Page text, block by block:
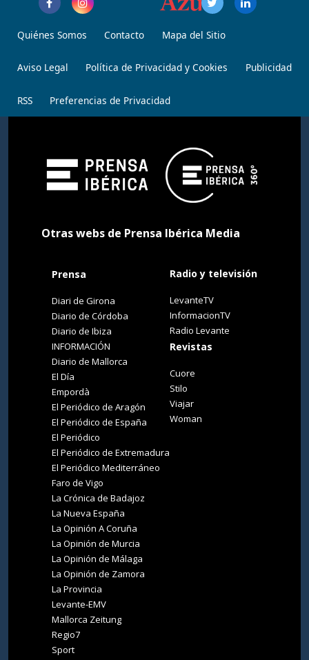
Quiénes Somos Contacto Mapa del Sitio
Aviso Legal Política de Privacidad y Cookies Publicidad
RSS Preferencias de Privacidad
Otras webs de Prensa Ibérica Media
Prensa
Diari de Girona
Diario de Córdoba
Diario de Ibiza
INFORMACIÓN
Diario de Mallorca
El Día
Empordà
El Periódico de Aragón
El Periódico de España
El Periódico
El Periódico de Extremadura
El Periódico Mediterráneo
Faro de Vigo
La Crónica de Badajoz
La Nueva España
La Opinión A Coruña
La Opinión de Murcia
La Opinión de Málaga
La Opinión de Zamora
La Provincia
Levante-EMV
Mallorca Zeitung
Regio7
Sport
Radio y televisión
LevanteTV
InformacionTV
Radio Levante
Revistas
Cuore
Stilo
Viajar
Woman